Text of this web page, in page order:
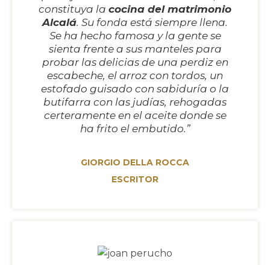
constituya la cocina del matrimonio
Alcalá. Su fonda está siempre llena.
Se ha hecho famosa y la gente se
sienta frente a sus manteles para
probar las delicias de una perdiz en
escabeche, el arroz con tordos, un
estofado guisado con sabiduría o la
butifarra con las judías, rehogadas
certeramente en el aceite donde se
ha frito el embutido.”
GIORGIO DELLA ROCCA
ESCRITOR